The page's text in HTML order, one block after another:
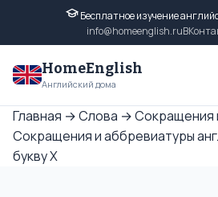
Бесплатное изучение
info@homeenglish.ru
HomeEnglish
Английский дома
Главная →Слова →Сокращения
Сокращения и аббревиатуры
букву X